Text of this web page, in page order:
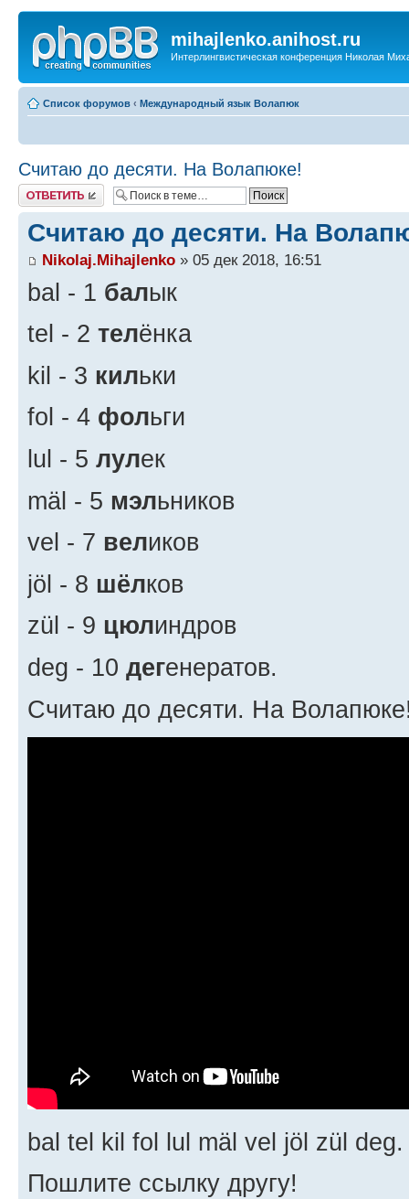
mihajlenko.anihost.ru
Интерлингвистическая конференция Николая
Список форумов ‹ Международный язык Волапюк
Считаю до десяти. На Волапюке!
Ответить
Считаю до десяти. На
Nikolaj.Mihajlenko » 05 дек 2018, 16:51
bal - 1 балык
tel - 2 телёнка
kil - 3 кильки
fol - 4 фольги
lul - 5 лулек
mäl - 5 мэльников
vel - 7 великов
jöl - 8 шёлков
zül - 9 цюлиндров
deg - 10 дегенератов.
Считаю до десяти. На
bal tel kil fol lul mäl vel jöl zül deg.
Пошлите ссылку другу!